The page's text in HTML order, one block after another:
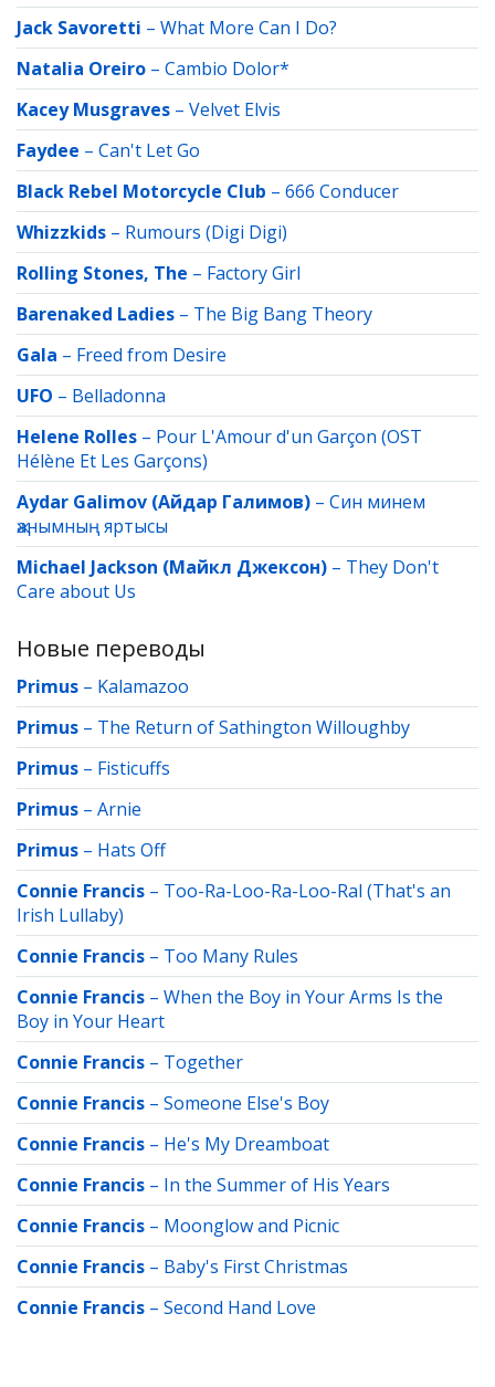
Jack Savoretti – What More Can I Do?
Natalia Oreiro – Cambio Dolor*
Kacey Musgraves – Velvet Elvis
Faydee – Can't Let Go
Black Rebel Motorcycle Club – 666 Conducer
Whizzkids – Rumours (Digi Digi)
Rolling Stones, The – Factory Girl
Barenaked Ladies – The Big Bang Theory
Gala – Freed from Desire
UFO – Belladonna
Helene Rolles – Pour L'Amour d'un Garçon (OST
Hélène Et Les Garçons)
Aydar Galimov (Айдар Галимов) – Син минем
җанымның яртысы
Michael Jackson (Майкл Джексон) – They Don't
Care about Us
Новые переводы
Primus – Kalamazoo
Primus – The Return of Sathington Willoughby
Primus – Fisticuffs
Primus – Arnie
Primus – Hats Off
Connie Francis – Too-Ra-Loo-Ra-Loo-Ral (That's an
Irish Lullaby)
Connie Francis – Too Many Rules
Connie Francis – When the Boy in Your Arms Is the
Boy in Your Heart
Connie Francis – Together
Connie Francis – Someone Else's Boy
Connie Francis – He's My Dreamboat
Connie Francis – In the Summer of His Years
Connie Francis – Moonglow and Picnic
Connie Francis – Baby's First Christmas
Connie Francis – Second Hand Love